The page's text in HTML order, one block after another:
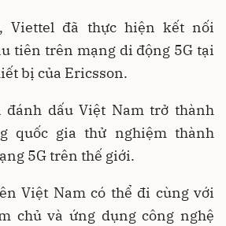
Viettel đã thực hiện kết nối
tiên trên mạng di động 5G tại
bị của Ericsson.
dấu Việt Nam trở thành
quốc gia thử nghiệm thành
5G trên thế giới.
Việt Nam có thể đi cùng với
chủ và ứng dụng công nghệ